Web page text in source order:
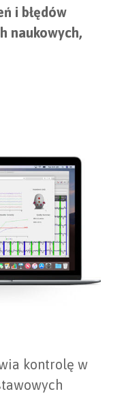
i błędów
naukowych,
kontrolę w